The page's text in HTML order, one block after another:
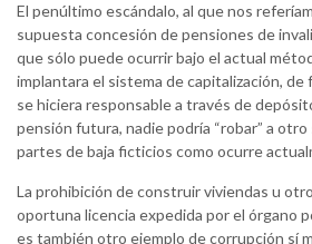
El penúltimo escándalo, al que nos
supuesta concesión de pensiones de
que sólo puede ocurrir bajo el actual
implantara el sistema de capitalización, de
se hiciera responsable a través de
pensión futura, nadie podría “robar” a
partes de baja ficticios como ocurre
La prohibición de construir viviendas u
oportuna licencia expedida por el órgano
es también otro ejemplo de corrupción sí